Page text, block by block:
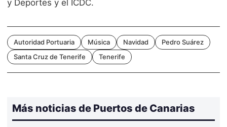
y Deportes y el ICDC.
Autoridad Portuaria Música Navidad
Pedro Suárez
Santa Cruz de Tenerife
Tenerife
Más noticias de Puertos de Canarias